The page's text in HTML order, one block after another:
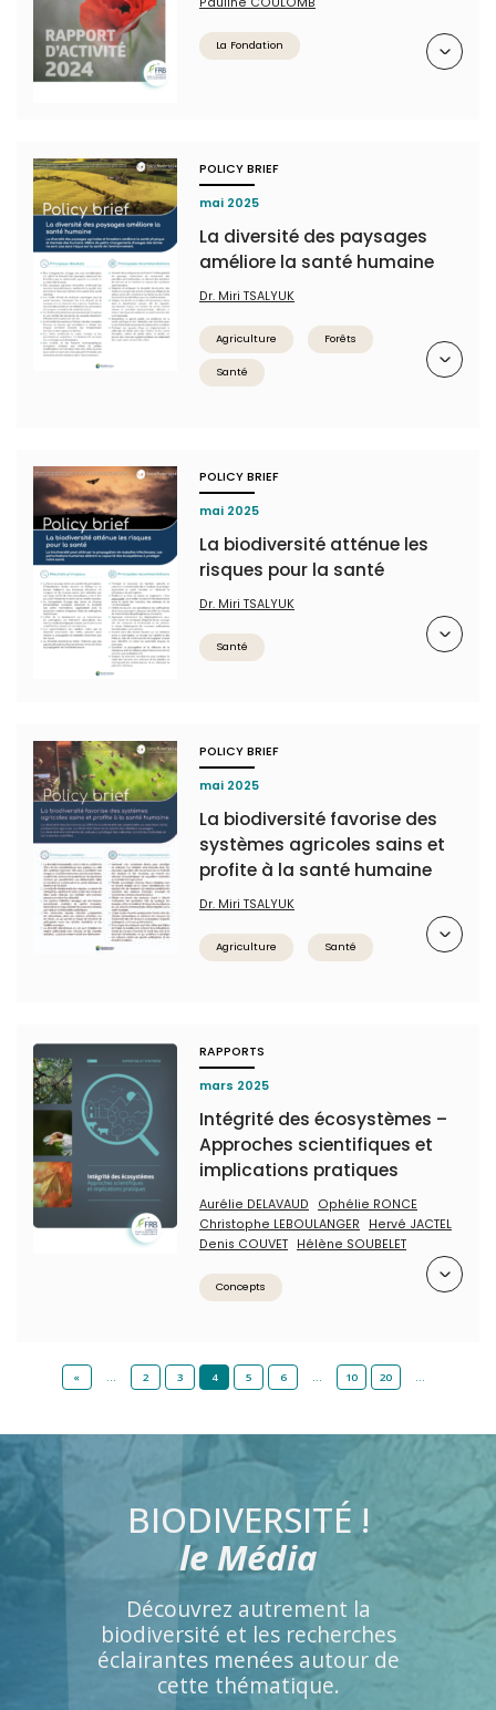
La Fondation
POLICY BRIEF
mai 2025
La diversité des paysages
améliore la santé humaine
Dr. Miri TSALYUK
Agriculture Forêts
Santé
POLICY BRIEF
mai 2025
La biodiversité atténue les
risques pour la santé
Dr. Miri TSALYUK
Santé
POLICY BRIEF
mai 2025
La biodiversité favorise des
systèmes agricoles sains et
profite à la santé humaine
Dr. Miri TSALYUK
Agriculture Santé
RAPPORTS
mars 2025
Intégrité des écosystèmes –
Approches scientifiques et
implications pratiques
Aurélie DELAVAUD
Ophélie RONCE
Christophe LEBOULANGER
Hervé JACTEL
Denis COUVET Hélène SOUBELET
Concepts
« … 2 3 4 5 6 … 10 20 …
BIODIVERSITÉ !
le Média
Découvrez autrement la
biodiversité et les recherches
éclairantes menées autour de
cette thématique.